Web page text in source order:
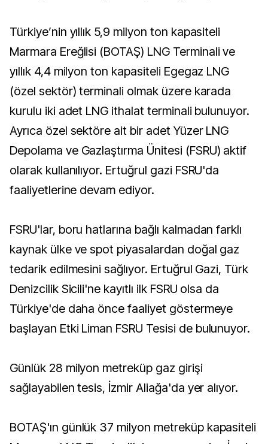
Türkiye’nin yıllık 5,9 milyon ton kapasiteli
Marmara Ereğlisi (BOTAŞ) LNG Terminali ve
yıllık 4,4 milyon ton kapasiteli Egegaz LNG
(özel sektör) terminali olmak üzere karada
kurulu iki adet LNG ithalat terminali bulunuyor.
Ayrıca özel sektöre ait bir adet Yüzer LNG
Depolama ve Gazlaştırma Ünitesi (FSRU) aktif
olarak kullanılıyor. Ertuğrul gazi FSRU'da
faaliyetlerine devam ediyor.
FSRU'lar, boru hatlarına bağlı kalmadan farklı
kaynak ülke ve spot piyasalardan doğal gaz
tedarik edilmesini sağlıyor. Ertuğrul Gazi, Türk
Denizcilik Sicili'ne kayıtlı ilk FSRU olsa da
Türkiye'de daha önce faaliyet göstermeye
başlayan Etki Liman FSRU Tesisi de bulunuyor.
Günlük 28 milyon metreküp gaz girişi
sağlayabilen tesis, İzmir Aliağa'da yer alıyor.
BOTAŞ'ın günlük 37 milyon metreküp kapasiteli